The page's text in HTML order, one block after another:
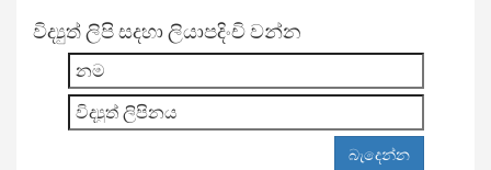
විද්‍යුත් ලිපි සදහා ලියාපදිංචි වන්න